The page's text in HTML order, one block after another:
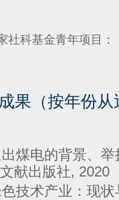
社科基金青年项目
果（按年份从
煤电的背景、
献出版社, 2020
技术产业：现